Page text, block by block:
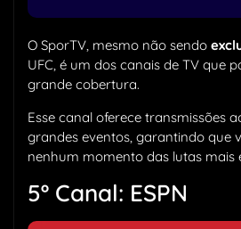
O SporTV, mesmo não sendo
UFC, é um dos canais de TV que
grande cobertura.
Esse canal oferece transmissões
grandes eventos, garantindo que
nenhum momento das lutas mais
5º Canal: ESPN